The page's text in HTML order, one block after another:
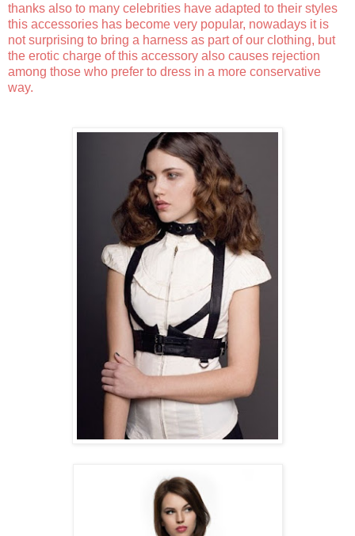
thanks also to many celebrities have adapted to their styles
this accessories has become very popular, nowadays it is
not surprising to bring a harness as part of our clothing, but
the erotic charge of this accessory also causes rejection
among those who prefer to dress in a more conservative
way.